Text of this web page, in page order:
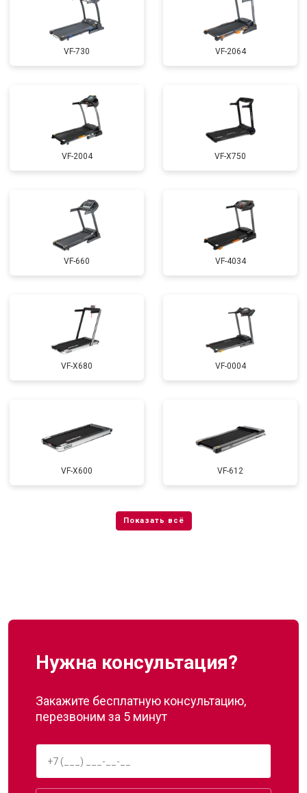
VF-730 VF-2064
VF-2004 VF-X750
VF-660 VF-4034
VF-X680 VF-0004
VF-X600 VF-612
Нужна консультация?
Закажите бесплатную консультацию,
перезвоним за 5 минут